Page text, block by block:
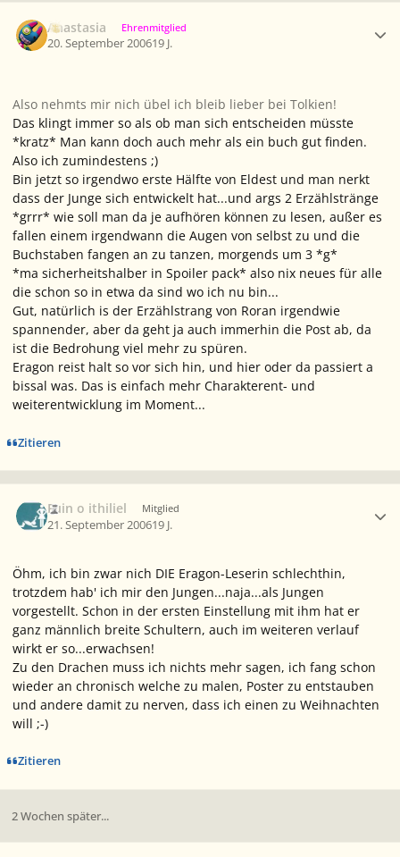
Anastasia Ehrenmitglied
20. September 200619 J.
Also nehmts mir nich übel ich bleib lieber bei Tolkien!
Das klingt immer so als ob man sich entscheiden müsste
*kratz* Man kann doch auch mehr als ein buch gut finden.
Also ich zumindestens ;)
Bin jetzt so irgendwo erste Hälfte von Eldest und man nerkt
dass der Junge sich entwickelt hat...und args 2 Erzählstränge
*grrr* wie soll man da je aufhören können zu lesen, außer es
fallen einem irgendwann die Augen von selbst zu und die
Buchstaben fangen an zu tanzen, morgends um 3 *g*
*ma sicherheitshalber in Spoiler pack* also nix neues für alle
die schon so in etwa da sind wo ich nu bin...
Gut, natürlich is der Erzählstrang von Roran irgendwie
spannender, aber da geht ja auch immerhin die Post ab, da
ist die Bedrohung viel mehr zu spüren.
Eragon reist halt so vor sich hin, und hier oder da passiert a
bissal was. Das is einfach mehr Charakterent- und
weiterentwicklung im Moment...
Zitieren
Fuin o ithiliel Mitglied
21. September 200619 J.
Öhm, ich bin zwar nich DIE Eragon-Leserin schlechthin,
trotzdem hab' ich mir den Jungen...naja...als Jungen
vorgestellt. Schon in der ersten Einstellung mit ihm hat er
ganz männlich breite Schultern, auch im weiteren verlauf
wirkt er so...erwachsen!
Zu den Drachen muss ich nichts mehr sagen, ich fang schon
wieder an chronisch welche zu malen, Poster zu entstauben
und andere damit zu nerven, dass ich einen zu Weihnachten
will ;-)
Zitieren
2 Wochen später...